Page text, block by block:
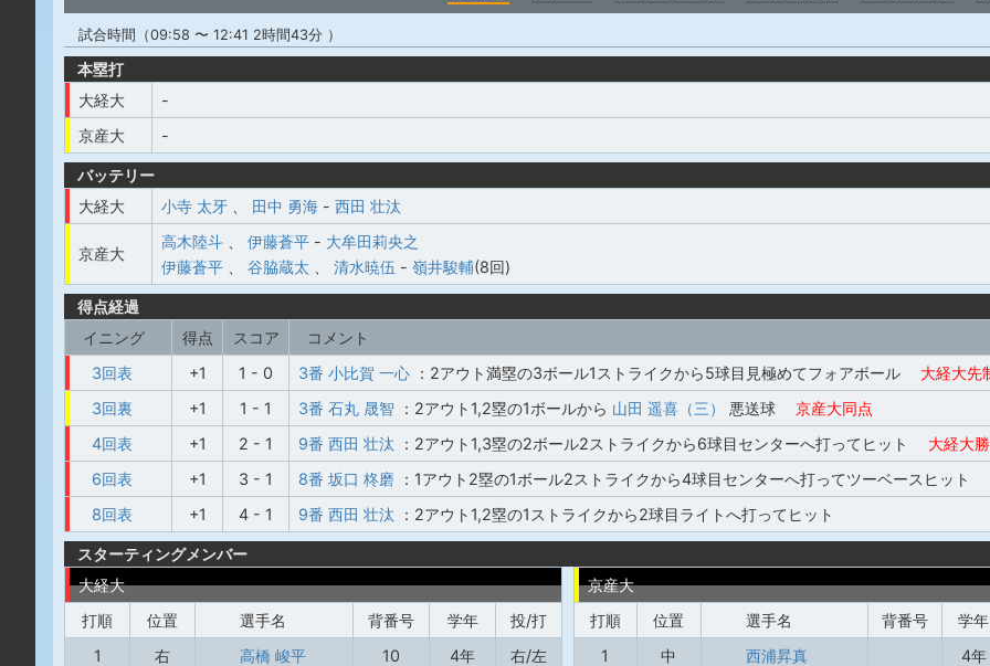
試合時間（09:58 〜 12:41 2時間43分 ）
本塁打
大経大
-
京産大
-
バッテリー
大経大
小寺 太牙 田中 勇海 - 西田 壮汰
京産大
高木陸斗 伊藤蒼平 - 大牟田莉央之
伊藤蒼平
谷脇蔵太 清水暁伍 - 嶺井駿輔(8回)
得点経過
イニング
得点 スコア
コメント
3回表
+1 1 - 0 3番 小比賀 一心 ：2アウト満塁の3ボール1ストライクから5球目見極めてフォアボール
大経大先
3回裏
+1 1 - 1 3番 石丸 晟智 ：2アウト1,2塁の1ボールから 山田 遥喜（三） 悪送球
京産大同点
4回表
+1 2 - 1 9番 西田 壮汰 ：2アウト1,3塁の2ボール2ストライクから6球目センターへ打ってヒット
大経大勝
6回表
+1 3 - 1 8番 坂口 柊磨 ：1アウト2塁の1ボール2ストライクから4球目センターへ打ってツーベースヒット
8回表
+1 4 - 1 9番 西田 壮汰 ：2アウト1,2塁の1ストライクから2球目ライトへ打ってヒット
スターティングメンバー
大経大
打順
位置 選手名 背番号 学年
投/打
1
右 高橋 峻平 10 4年
右/左
京産大
打順
位置 選手名 背番号 学年
1
中 西浦昇真 4年